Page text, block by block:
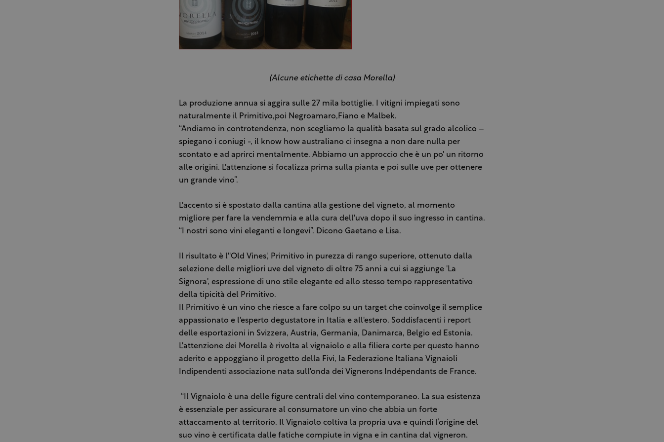
(Alcune etichette di casa Morella)
La produzione annua si aggira sulle 27 mila bottiglie. I vitigni impiegati sono
naturalmente il Primitivo,poi Negroamaro,Fiano e Malbek.
“Andiamo in controtendenza, non scegliamo la qualità basata sul grado alcolico –
spiegano i coniugi -, il know how australiano ci insegna a non dare nulla per
scontato e ad aprirci mentalmente. Abbiamo un approccio che è un po' un ritorno
alle origini. L'attenzione si focalizza prima sulla pianta e poi sulle uve per ottenere
un grande vino”.
L'accento si è spostato dalla cantina alla gestione del vigneto, al momento
migliore per fare la vendemmia e alla cura dell'uva dopo il suo ingresso in cantina.
“I nostri sono vini eleganti e longevi”. Dicono Gaetano e Lisa.
Il risultato è l''Old Vines', Primitivo in purezza di rango superiore, ottenuto dalla
selezione delle migliori uve del vigneto di oltre 75 anni a cui si aggiunge 'La
Signora', espressione di uno stile elegante ed allo stesso tempo rappresentativo
della tipicità del Primitivo.
Il Primitivo è un vino che riesce a fare colpo su un target che coinvolge il semplice
appassionato e l'esperto degustatore in Italia e all'estero. Soddisfacenti i report
delle esportazioni in Svizzera, Austria, Germania, Danimarca, Belgio ed Estonia.
L'attenzione dei Morella è rivolta al vignaiolo e alla filiera corte per questo hanno
aderito e appoggiano il progetto della Fivi, la Federazione Italiana Vignaioli
Indipendenti associazione nata sull'onda dei Vignerons Indépendants de France.
“Il Vignaiolo è una delle figure centrali del vino contemporaneo. La sua esistenza
è essenziale per assicurare al consumatore un vino che abbia un forte
attaccamento al territorio. Il Vignaiolo coltiva la propria uva e quindi l’origine del
suo vino è certificata dalle fatiche compiute in vigna e in cantina dal vigneron.